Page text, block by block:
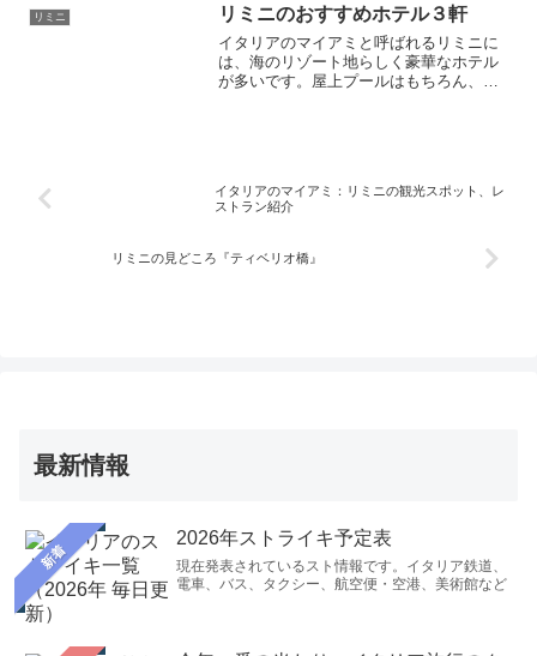
リミニ リミニのおすすめホテル３軒
イタリアのマイアミと呼ばれるリミニに
は、海のリゾート地らしく豪華なホテル
が多いです。屋上プールはもちろん、部
料金も控えめです。
イタリアのマイアミ：リミニの観光スポット、レ
ストラン紹介
リミニの見どころ『ティベリオ橋』
最新情報
新着
2026年ストライキ予定表
現在発表されているスト情報です。イタリア鉄道、
電車、バス、タクシー、航空便・空港、美術館など